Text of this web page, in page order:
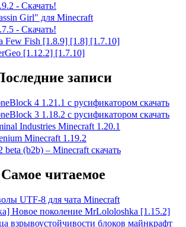
- Скачать!
Girl" для Minecraft
- Скачать!
Few Fish [1.8.9] [1.8] [1.7.10]
[1.12.2] [1.7.10]
записи
4 1.21.1 с русификатором скачать
3 1.18.2 с русификатором скачать
Industries Minecraft 1.20.1
Minecraft 1.19.2
(b2b) – Minecraft скачать
Самое читаемое
UTF-8 для чата Minecraft
Новое поколение MrLololoshka [1.15.2]
взрывоустойчивости блоков майнкрафт